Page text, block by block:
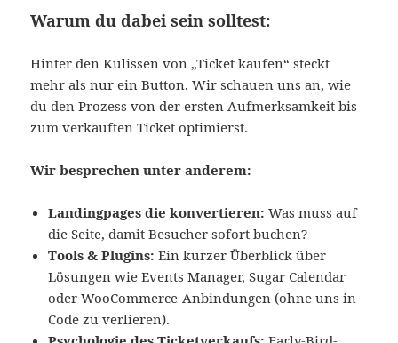
Warum du dabei sein solltest:
Hinter den Kulissen von „Ticket kaufen“ steckt
mehr als nur ein Button. Wir schauen uns an, wie
du den Prozess von der ersten Aufmerksamkeit bis
zum verkauften Ticket optimierst.
Wir besprechen unter anderem:
Landingpages die konvertieren: Was muss auf
die Seite, damit Besucher sofort buchen?
Tools & Plugins: Ein kurzer Überblick über
Lösungen wie Events Manager, Sugar Calendar
oder WooCommerce-Anbindungen (ohne uns in
Code zu verlieren).